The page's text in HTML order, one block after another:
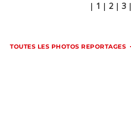
| 1 | 2| 3|
TOUTES LES PHOTOS REPORTAGES